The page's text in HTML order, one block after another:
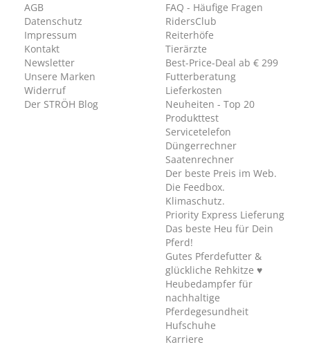
AGB
Datenschutz
Impressum
Kontakt
Newsletter
Unsere Marken
Widerruf
Der STRÖH Blog
FAQ - Häufige Fragen
RidersClub
Reiterhöfe
Tierärzte
Best-Price-Deal ab € 299
Futterberatung
Lieferkosten
Neuheiten - Top 20
Produkttest
Servicetelefon
Düngerrechner
Saatenrechner
Der beste Preis im Web.
Die Feedbox.
Klimaschutz.
Priority Express Lieferung
Das beste Heu für Dein
Pferd!
Gutes Pferdefutter &
glückliche Rehkitze ♥
Heubedampfer für
nachhaltige
Pferdegesundheit
Hufschuhe
Karriere